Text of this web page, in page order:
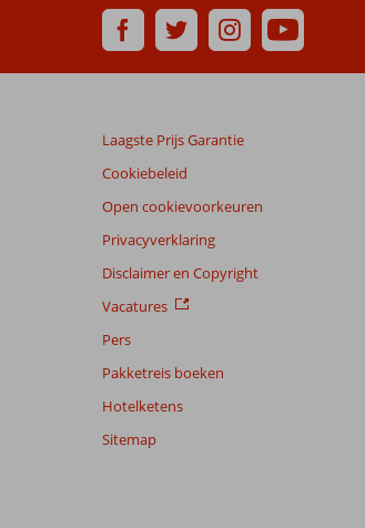
Laagste Prijs Garantie
Cookiebeleid
Open cookievoorkeuren
Privacyverklaring
Disclaimer en Copyright
Vacatures
Pers
Pakketreis boeken
Hotelketens
Sitemap